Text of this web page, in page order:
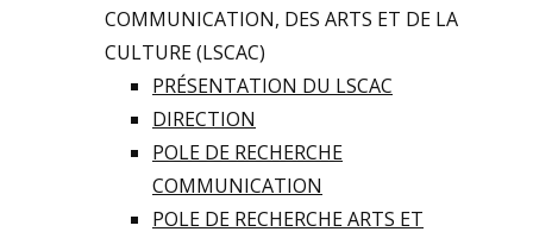
COMMUNICATION, DES ARTS ET DE LA
CULTURE (LSCAC)
PRÉSENTATION DU LSCAC
DIRECTION
POLE DE RECHERCHE
COMMUNICATION
POLE DE RECHERCHE ARTS ET